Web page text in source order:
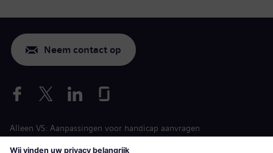
Neem contact op
Alleen VS: Aanpassingen voor handicap aanvragen